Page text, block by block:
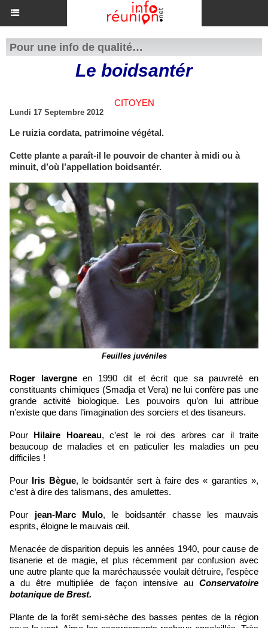
Pour une info de qualité…
Le boidsantér
CITOYEN
Lundi 17 Septembre 2012
Le ruizia cordata, patrimoine végétal.
Cette plante a paraît-il le pouvoir de chanter à midi ou à
minuit, d’où l’appellation boidsantér.
Feuilles juvéniles
Roger lavergneen 1990 dit et écrit que sa pauvreté en
constituants chimiques (Smadja et Vera) ne lui confère pas une
grande activité biologique. Les pouvoirs qu’on lui attribue
n’existe que dans l’imagination des sorciers et des tisaneurs.
Pour Hilaire Hoareau, c’est le roi des arbres car il traite
beaucoup de maladies et en paticulier les maladies un peu
difficiles !
Pour Iris Bègue, le boidsantér sert à faire des « garanties »,
c’est à dire des talismans, des amulettes.
Pour jean-Marc Mulo, le boidsantér chasse les mauvais
esprits, éloigne le mauvais œil.
Menacée de disparition depuis les années 1940, pour cause de
tisanerie et de magie, et plus récemment par confusion avec
une autre plante que la maréchaussée voulait détruire, l’espèce
a du être multipliée de façon intensive au Conservatoire
botanique de Brest.
Plante de la forêt semi-sèche des basses pentes de la région